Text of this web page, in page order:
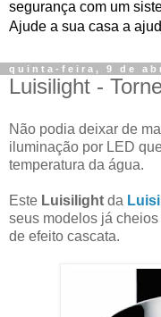
segurança com um
Ajude a sua casa a
quinta-feira, 9 de
Luisilight -
Não podia deixar de
iluminação por LED
temperatura da água.
Este Luisilight da
seus modelos já
de efeito cascata.